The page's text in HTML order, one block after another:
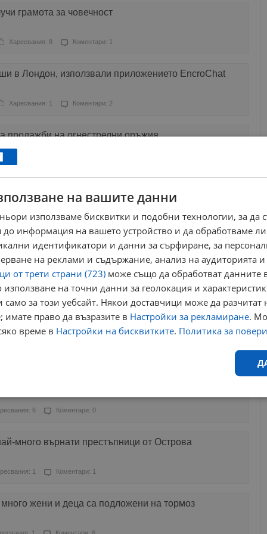
грамота за човечност
Харесвания: 8 Коментари: 1
в Лондон, използвали приложението EncroChat
Харесвания: 1 Коментари: 2
продажби на огнестрелни оръжия
Харесвания: 0
Русе
Харесвания: 40
беглец, издирван от 11 години
Харесвания: 1 Коментари: 0
път, трябва да включите радиото и да затворите
6 Коментари: 0
много върнати престъпници от Острова
1 Коментари: 1
жени и деца са подложени на тормоз
на вашите данни
използваме бисквитки и подобни технологии, за да
до информация на вашето устройство и да обработваме
идентификатори и данни за сърфиране, за
на реклами и съдържание, анализ на аудиторията
от трети страни (723) може също да обработват данните
на точни данни за геолокация и
за този уебсайт. Някои доставчици може да разчитат
имате право да възразите в Настройки за рекламиране.
време в Настройки на бисквитките. Политика за
Ефективност Таргетиране Функционалност